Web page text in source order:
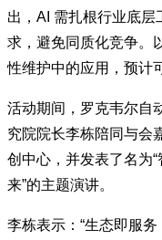
出，AI 需扎根行业底
求，避免同质化竞争。
性维护中的应用，预计
活动期间，罗克韦尔自
究院院长李栋陪同与会
创中心，并发表了名为
来”的主题演讲。
李栋表示：“生态即服